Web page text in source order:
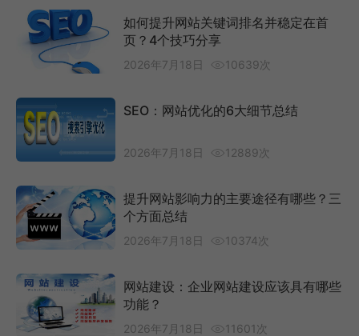
如何提升网站关键词排名并稳定在首
页？4个技巧分享
2026年7月18日 10639次
SEO：网站优化的6大细节总结
2026年7月18日 12889次
提升网站影响力的主要途径有哪些？三
个方面总结
2026年7月18日 10374次
网站建设：企业网站建设应该具有哪些
功能？
2026年7月18日 11601次